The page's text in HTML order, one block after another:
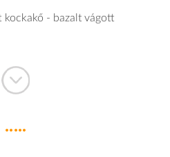
kockakő - bazalt vágott